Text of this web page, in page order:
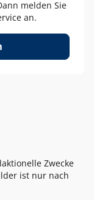
Umsetzungen
von jeweils einer
melden Sie
an.
Zwecke
ist nur nach